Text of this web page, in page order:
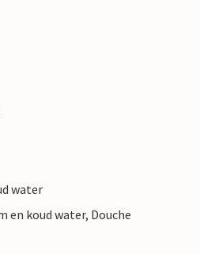
water
en koud water, Douche